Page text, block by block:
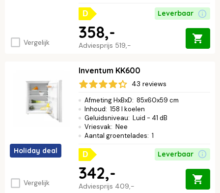
Vergelijk
D Leverbaar
Adviesprijs 519,-
358,-
Holiday deal
Vergelijk
Inventum KK600
43 reviews
Afmeting HxBxD: 85x60x59 cm
Inhoud: 158 l koelen
Geluidsniveau: Luid - 41 dB
Vriesvak: Nee
Aantal groentelades: 1
D Leverbaar
Adviesprijs 409,-
342,-